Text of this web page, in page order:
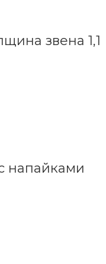
звена 1,1
напайками